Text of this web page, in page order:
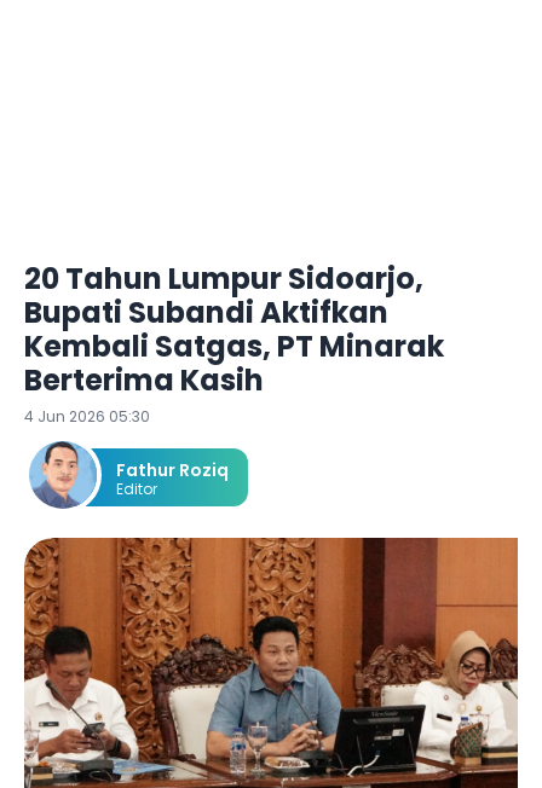
20 Tahun Lumpur Sidoarjo,
Bupati Subandi Aktifkan
Kembali Satgas, PT Minarak
Berterima Kasih
4 Jun 2026 05:30
Fathur Roziq
Editor